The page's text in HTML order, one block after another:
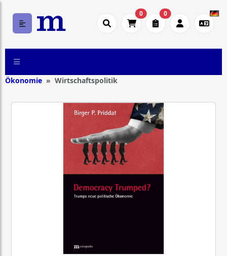
0 0
Ökonomie Wirtschaftspolitik